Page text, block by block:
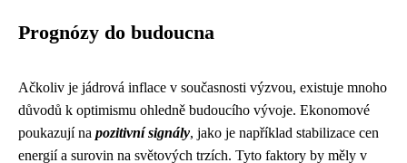
Prognózy do budoucna
Ačkoliv je jádrová inflace v současnosti výzvou, existuje mnoho
důvodů k optimismu ohledně budoucího vývoje. Ekonomové
poukazují na pozitivní signály, jako je například stabilizace cen
energií a surovin na světových trzích. Tyto faktory by měly v